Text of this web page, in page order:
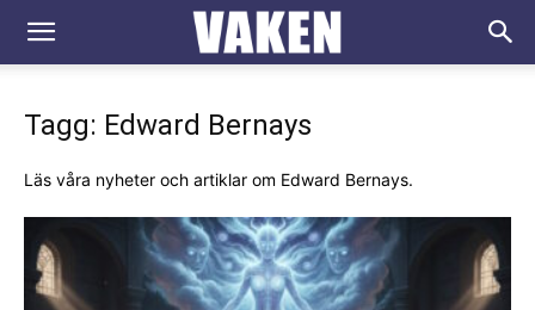
VAKEN.se
Tagg: Edward Bernays
Läs våra nyheter och artiklar om Edward Bernays.